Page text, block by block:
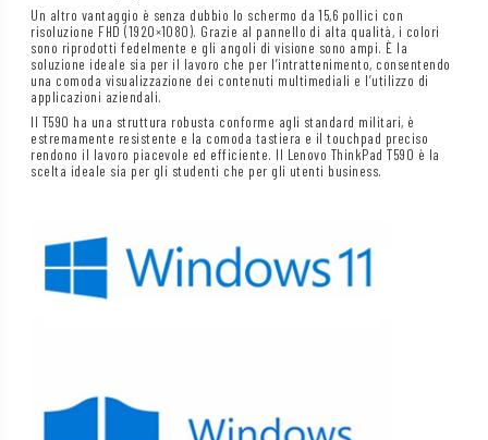
Un altro vantaggio è senza dubbio lo schermo da 15,6 pollici con
risoluzione FHD (1920×1080). Grazie al pannello di alta qualità, i colori
sono riprodotti fedelmente e gli angoli di visione sono ampi. È la
soluzione ideale sia per il lavoro che per l’intrattenimento, consentendo
una comoda visualizzazione dei contenuti multimediali e l’utilizzo di
applicazioni aziendali.
Il T590 ha una struttura robusta conforme agli standard militari, è
estremamente resistente e la comoda tastiera e il touchpad preciso
rendono il lavoro piacevole ed efficiente. Il Lenovo ThinkPad T590 è la
scelta ideale sia per gli studenti che per gli utenti business.